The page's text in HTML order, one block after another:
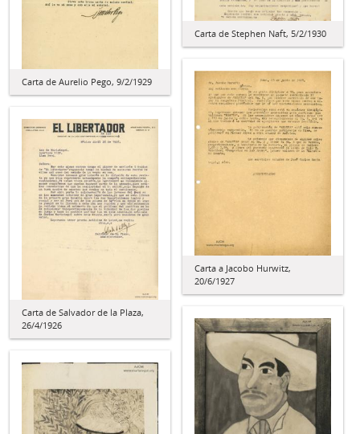
Carta de Stephen Naft, 5/2/1930
Carta de Aurelio Pego, 9/2/1929
Carta a Jacobo Hurwitz,
20/6/1927
Carta de Salvador de la Plaza,
26/4/1926